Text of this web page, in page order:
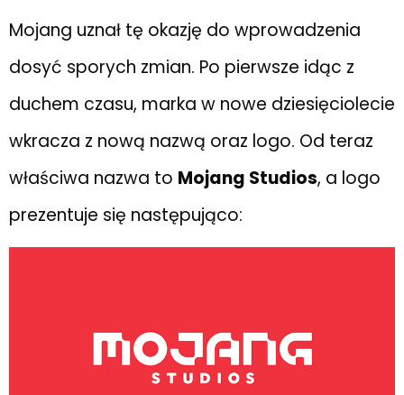
Mojang uznał tę okazję do wprowadzenia
dosyć sporych zmian. Po pierwsze idąc z
duchem czasu, marka w nowe dziesięciolecie
wkracza z nową nazwą oraz logo. Od teraz
właściwa nazwa to Mojang Studios, a logo
prezentuje się następująco: